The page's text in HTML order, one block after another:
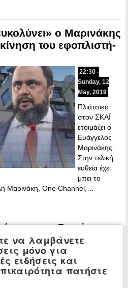
ο Μαρινάκης
του εφοπλιστή-
22:30 -
Sunday, 12
May, 2019
Πλιάτσικο
στον ΣΚΑΪ
ετοιμάζει ο
Ευάγγελος
Μαρινάκης.
Στην τελική
ευθεία έχει
μπει το
Μαρινάκη, One Channel,…
του Survivor
(φωτο)
April, 2019
να λαμβάνετε
μόνο για
ειδήσεις και
πατήστε